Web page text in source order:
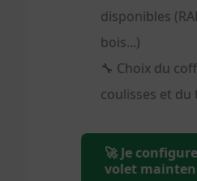
disponibles
bois...)
🔧 Choix du
coulisses et du
🚀 Je
volet